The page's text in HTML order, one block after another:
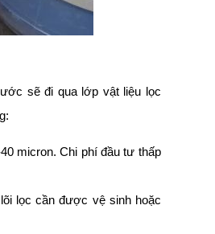
sẽ đi qua lớp vật liệu lọc
micron. Chi phí đầu tư thấp
lọc cần được vệ sinh hoặc